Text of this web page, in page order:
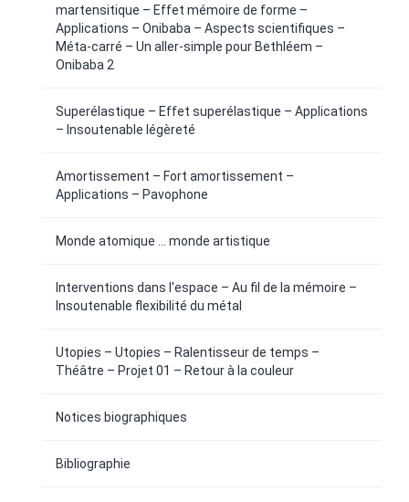
martensitique – Effet mémoire de forme –
Applications – Onibaba – Aspects scientifiques –
Méta-carré – Un aller-simple pour Bethléem –
Onibaba 2
Superélastique – Effet superélastique – Applications
– Insoutenable légèreté
Amortissement – Fort amortissement –
Applications – Pavophone
Monde atomique ... monde artistique
Interventions dans l'espace – Au fil de la mémoire –
Insoutenable flexibilité du métal
Utopies – Utopies – Ralentisseur de temps –
Théâtre – Projet 01 – Retour à la couleur
Notices biographiques
Bibliographie